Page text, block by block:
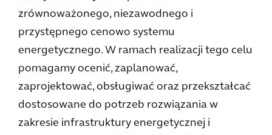
zrównoważonego, niezawodnego i
przystępnego cenowo systemu
energetycznego. W ramach realizacji tego celu
pomagamy ocenić, zaplanować,
zaprojektować, obsługiwać oraz przekształcać
dostosowane do potrzeb rozwiązania w
zakresie infrastruktury energetycznej i